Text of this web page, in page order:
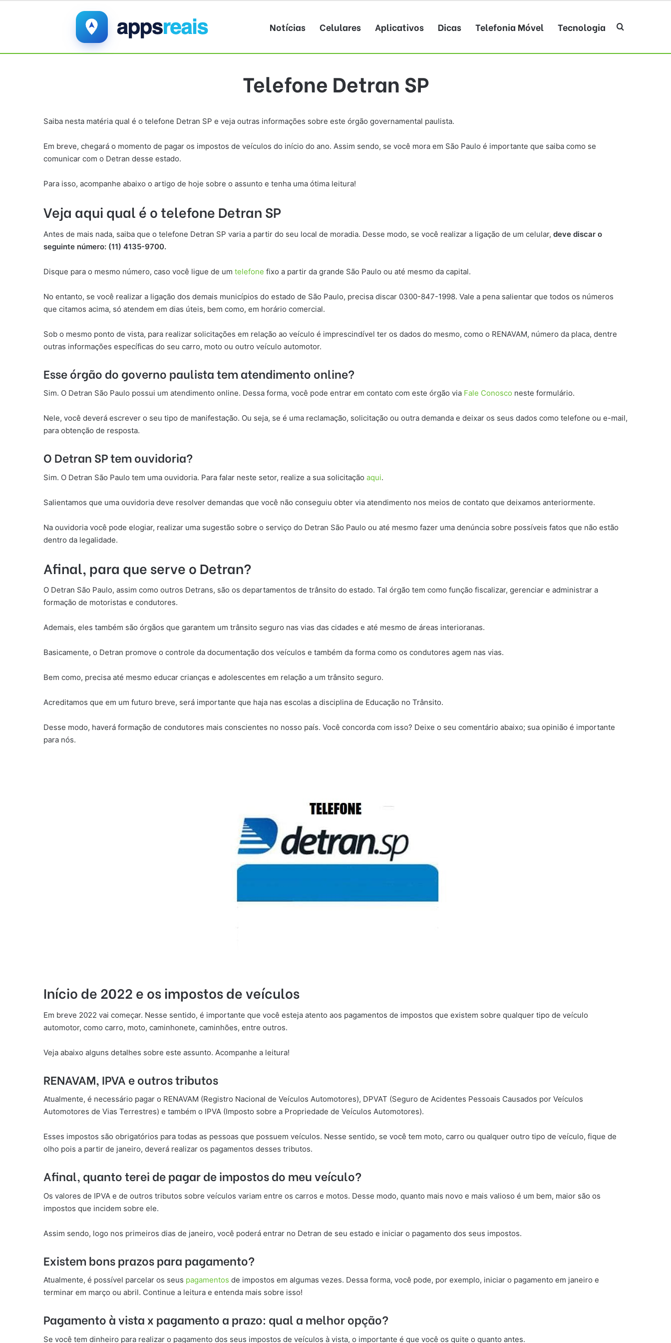
Notícias Celulares Aplicativos Dicas Telefonia Móvel Tecnologia Procurar por
Telefone Detran SP
Saiba nesta matéria qual é o telefone Detran SP e veja outras informações sobre este órgão governamental paulista.
Em breve, chegará o momento de pagar os impostos de veículos do início do ano. Assim sendo, se você mora em São Paulo é importante que saiba como se
comunicar com o Detran desse estado.
Para isso, acompanhe abaixo o artigo de hoje sobre o assunto e tenha uma ótima leitura!
Veja aqui qual é o telefone Detran SP
Antes de mais nada, saiba que o telefone Detran SP varia a partir do seu local de moradia. Desse modo, se você realizar a ligação de um celular, deve discar o
seguinte número: (11) 4135-9700.
Disque para o mesmo número, caso você ligue de um telefone fixo a partir da grande São Paulo ou até mesmo da capital.
No entanto, se você realizar a ligação dos demais municípios do estado de São Paulo, precisa discar 0300-847-1998. Vale a pena salientar que todos os números
que citamos acima, só atendem em dias úteis, bem como, em horário comercial.
Sob o mesmo ponto de vista, para realizar solicitações em relação ao veículo é imprescindível ter os dados do mesmo, como o RENAVAM, número da placa, dentre
outras informações específicas do seu carro, moto ou outro veículo automotor.
Esse órgão do governo paulista tem atendimento online?
Sim. O Detran São Paulo possui um atendimento online. Dessa forma, você pode entrar em contato com este órgão via Fale Conosco neste formulário.
Nele, você deverá escrever o seu tipo de manifestação. Ou seja, se é uma reclamação, solicitação ou outra demanda e deixar os seus dados como telefone ou e-mail,
para obtenção de resposta.
O Detran SP tem ouvidoria?
Sim. O Detran São Paulo tem uma ouvidoria. Para falar neste setor, realize a sua solicitação aqui.
Salientamos que uma ouvidoria deve resolver demandas que você não conseguiu obter via atendimento nos meios de contato que deixamos anteriormente.
Na ouvidoria você pode elogiar, realizar uma sugestão sobre o serviço do Detran São Paulo ou até mesmo fazer uma denúncia sobre possíveis fatos que não estão
dentro da legalidade.
Afinal, para que serve o Detran?
O Detran São Paulo, assim como outros Detrans, são os departamentos de trânsito do estado. Tal órgão tem como função fiscalizar, gerenciar e administrar a
formação de motoristas e condutores.
Ademais, eles também são órgãos que garantem um trânsito seguro nas vias das cidades e até mesmo de áreas interioranas.
Basicamente, o Detran promove o controle da documentação dos veículos e também da forma como os condutores agem nas vias.
Bem como, precisa até mesmo educar crianças e adolescentes em relação a um trânsito seguro.
Acreditamos que em um futuro breve, será importante que haja nas escolas a disciplina de Educação no Trânsito.
Desse modo, haverá formação de condutores mais conscientes no nosso país. Você concorda com isso? Deixe o seu comentário abaixo; sua opinião é importante
para nós.
Início de 2022 e os impostos de veículos
Em breve 2022 vai começar. Nesse sentido, é importante que você esteja atento aos pagamentos de impostos que existem sobre qualquer tipo de veículo
automotor, como carro, moto, caminhonete, caminhões, entre outros.
Veja abaixo alguns detalhes sobre este assunto. Acompanhe a leitura!
RENAVAM, IPVA e outros tributos
Atualmente, é necessário pagar o RENAVAM (Registro Nacional de Veículos Automotores), DPVAT (Seguro de Acidentes Pessoais Causados por Veículos
Automotores de Vias Terrestres) e também o IPVA (Imposto sobre a Propriedade de Veículos Automotores).
Esses impostos são obrigatórios para todas as pessoas que possuem veículos. Nesse sentido, se você tem moto, carro ou qualquer outro tipo de veículo, fique de
olho pois a partir de janeiro, deverá realizar os pagamentos desses tributos.
Afinal, quanto terei de pagar de impostos do meu veículo?
Os valores de IPVA e de outros tributos sobre veículos variam entre os carros e motos. Desse modo, quanto mais novo e mais valioso é um bem, maior são os
impostos que incidem sobre ele.
Assim sendo, logo nos primeiros dias de janeiro, você poderá entrar no Detran de seu estado e iniciar o pagamento dos seus impostos.
Existem bons prazos para pagamento?
Atualmente, é possível parcelar os seus pagamentos de impostos em algumas vezes. Dessa forma, você pode, por exemplo, iniciar o pagamento em janeiro e
terminar em março ou abril. Continue a leitura e entenda mais sobre isso!
Pagamento à vista x pagamento a prazo: qual a melhor opção?
Se você tem dinheiro para realizar o pagamento dos seus impostos de veículos à vista, o importante é que você os quite o quanto antes.